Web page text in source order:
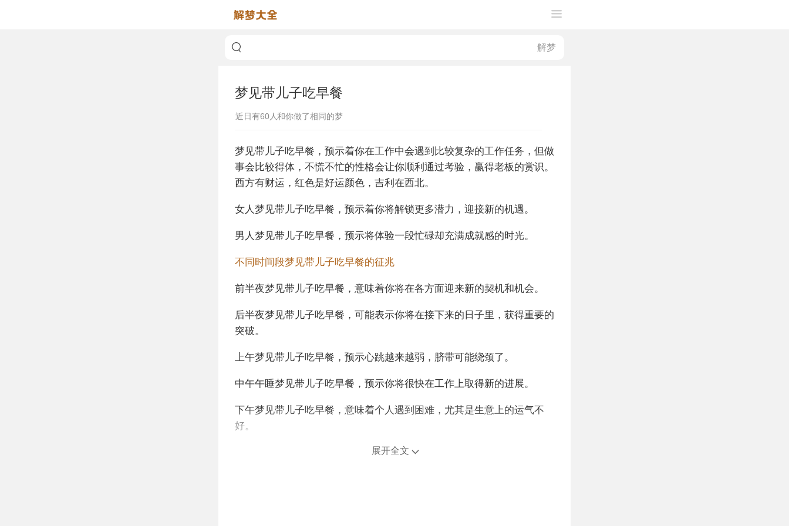
梦见带儿子吃早餐
近日有60人和你做了相同的梦
梦见带儿子吃早餐，预示着你在工作中会遇到比较复杂的工作任务，但做
事会比较得体，不慌不忙的性格会让你顺利通过考验，赢得老板的赏识。
西方有财运，红色是好运颜色，吉利在西北。
女人梦见带儿子吃早餐，预示着你将解锁更多潜力，迎接新的机遇。
男人梦见带儿子吃早餐，预示将体验一段忙碌却充满成就感的时光。
不同时间段梦见带儿子吃早餐的征兆
前半夜梦见带儿子吃早餐，意味着你将在各方面迎来新的契机和机会。
后半夜梦见带儿子吃早餐，可能表示你将在接下来的日子里，获得重要的
突破。
上午梦见带儿子吃早餐，预示心跳越来越弱，脐带可能绕颈了。
中午午睡梦见带儿子吃早餐，预示你将很快在工作上取得新的进展。
下午梦见带儿子吃早餐，意味着个人遇到困难，尤其是生意上的运气不
好。
不同年龄阶段梦见带儿子吃早餐展开全文